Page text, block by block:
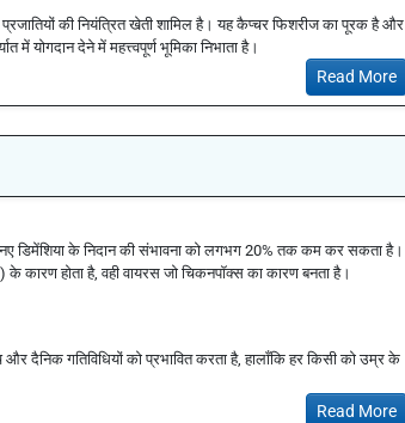
की नियंत्रित खेती शामिल है। यह कैप्चर फिशरीज का पूरक है और
में योगदान देने में महत्त्वपूर्ण भूमिका निभाता है।
Read More
डिमेंशिया के निदान की संभावना को लगभग 20% तक कम कर सकता है।
कारण होता है, वही वायरस जो चिकनपॉक्स का कारण बनता है।
दैनिक गतिविधियों को प्रभावित करता है, हालाँकि हर किसी को उम्र के
Read More